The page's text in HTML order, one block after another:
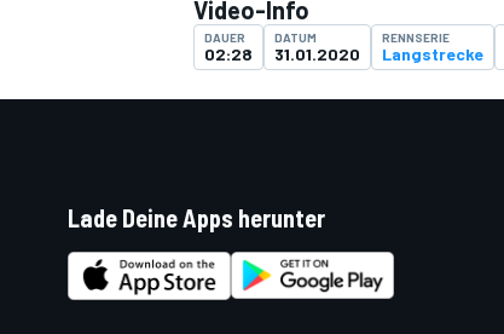
Video-Info
DAUER
02:28
DATUM
31.01.2020
RENNSERIE
Langstrecke
Lade Deine Apps herunter